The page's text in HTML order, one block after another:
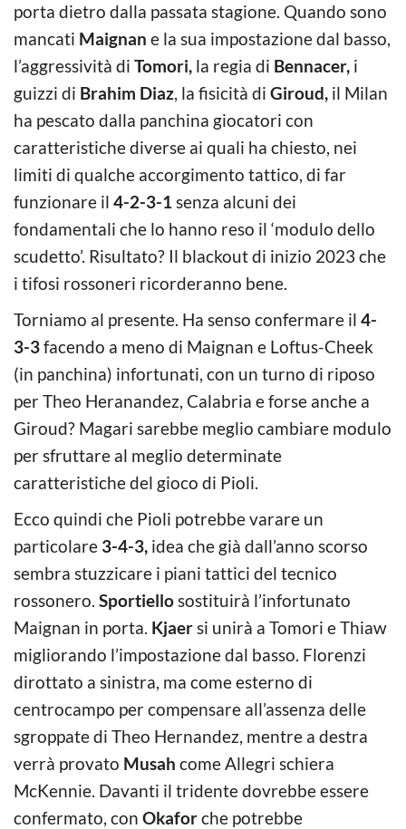
porta dietro dalla passata stagione. Quando sono
mancati Maignan e la sua impostazione dal basso,
l’aggressività di Tomori, la regia di Bennacer, i
guizzi di Brahim Diaz, la fisicità di Giroud, il Milan
ha pescato dalla panchina giocatori con
caratteristiche diverse ai quali ha chiesto, nei
limiti di qualche accorgimento tattico, di far
funzionare il 4-2-3-1senza alcuni dei
fondamentali che lo hanno reso il ‘modulo dello
scudetto’. Risultato? Il blackout di inizio 2023 che
i tifosi rossoneri ricorderanno bene.
Torniamo al presente. Ha senso confermare il 4-
3-3facendo a meno di Maignan e Loftus-Cheek
(in panchina) infortunati, con un turno di riposo
per Theo Heranandez, Calabria e forse anche a
Giroud? Magari sarebbe meglio cambiare modulo
per sfruttare al meglio determinate
caratteristiche del gioco di Pioli.
Ecco quindi che Pioli potrebbe varare un
particolare 3-4-3, idea che già dall’anno scorso
sembra stuzzicare i piani tattici del tecnico
rossonero. Sportiellosostituirà l’infortunato
Maignan in porta. Kjaersi unirà a Tomori e Thiaw
migliorando l’impostazione dal basso. Florenzi
dirottato a sinistra, ma come esterno di
centrocampo per compensare all’assenza delle
sgroppate di Theo Hernandez, mentre a destra
verrà provato Musah come Allegri schiera
McKennie. Davanti il tridente dovrebbe essere
confermato, con Okaforche potrebbe